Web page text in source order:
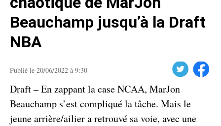
Beauchamp jusqu’à la Draft
NBA
Publié le 20/06/2022 à 9:30 Facebook
Draft – En zappant la case NCAA, MarJon
Beauchamp s’est compliqué la tâche. Mais le
jeune arrière/ailier a retrouvé sa voie, avec une